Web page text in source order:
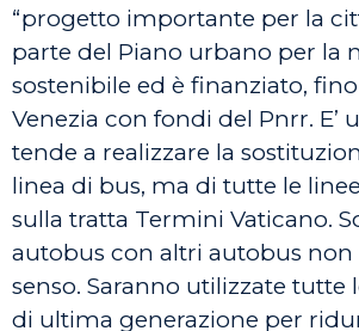
“progetto importante per la
parte del Piano urbano per la
sostenibile ed è finanziato,
Venezia con fondi del Pnrr. E’
tende a realizzare la
linea di bus, ma di tutte le
sulla tratta Termini Vaticano.
autobus con altri autobus non
senso. Saranno utilizzate tutte
di ultima generazione per